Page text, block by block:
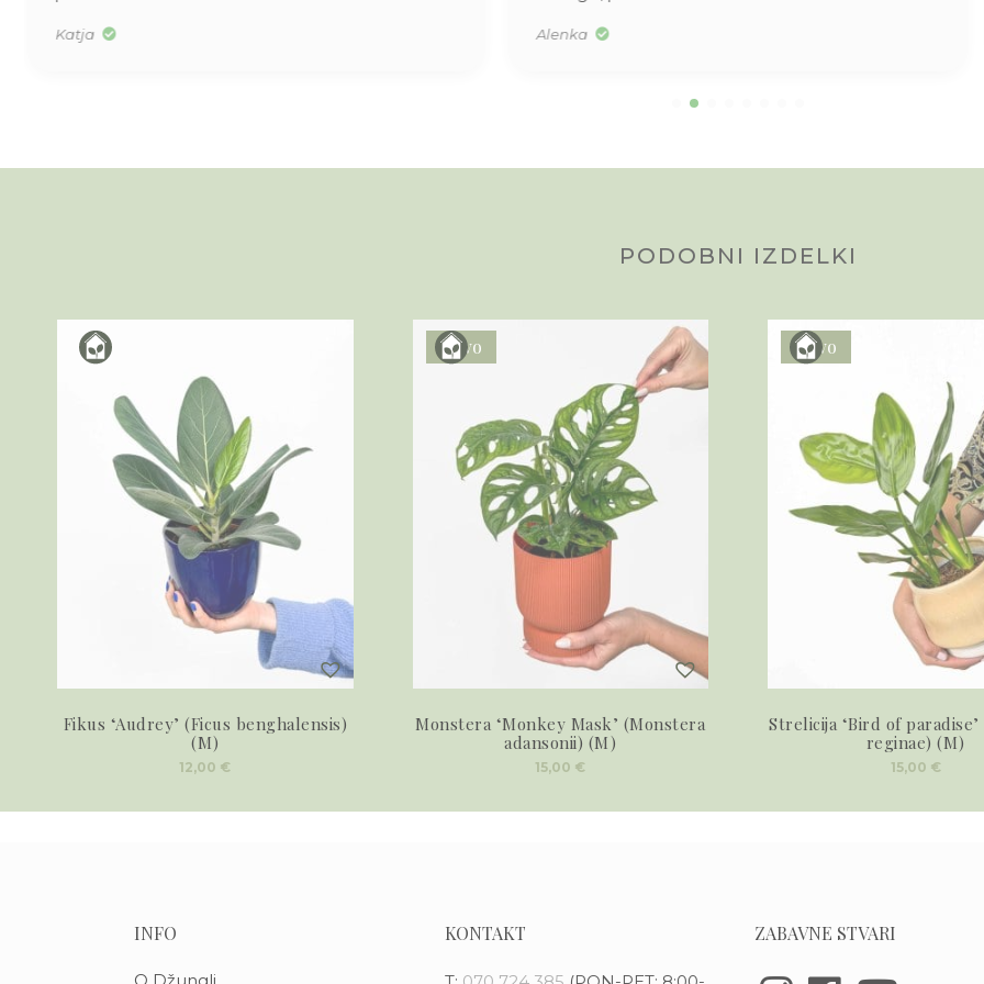
Katja Alenka
PODOBNI IZDELKI
Fikus ‘Audrey’ (Ficus benghalensis)
(M)
12,00 €
Novo
Monstera ‘Monkey Mask’ (Monstera
adansonii) (M)
15,00 €
Novo
Strelicija ‘Bird of
reginae) (M)
15,00 €
INFO KONTAKT ZABAVNE STVARI